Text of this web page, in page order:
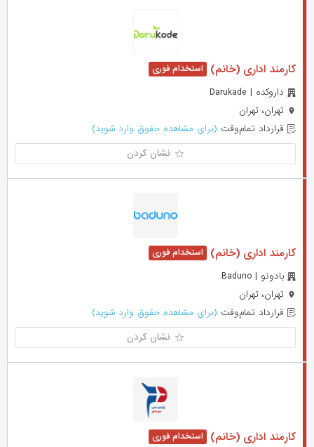
کارمند اداری (خانم)
داروکده | Darukade
تهران، تهران
قرارداد تمام‌وقت (برای مشاهده حقوق وارد شوید)
نشان کردن
کارمند اداری (خانم)
بادونو | Baduno
تهران، تهران
قرارداد تمام‌وقت (برای مشاهده حقوق وارد شوید)
نشان کردن
کارمند اداری (خانم)